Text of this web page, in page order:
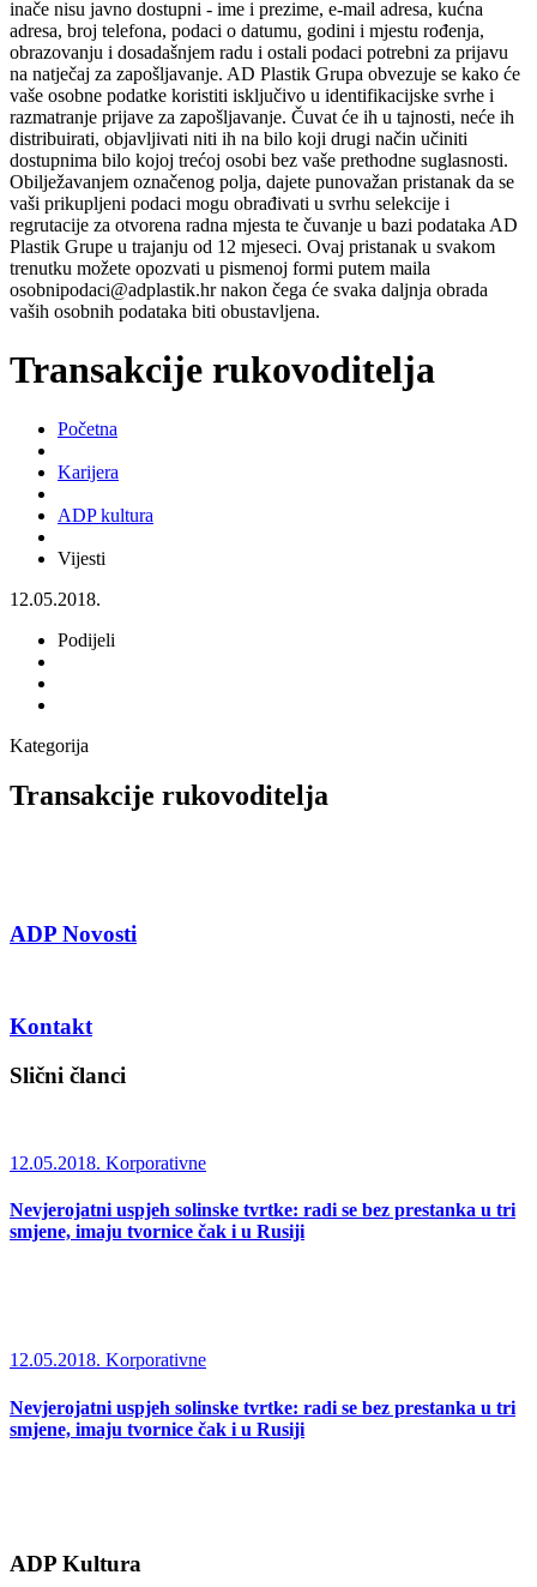
inače nisu javno dostupni - ime i prezime, e-mail adresa, kućna
adresa, broj telefona, podaci o datumu, godini i mjestu rođenja,
obrazovanju i dosadašnjem radu i ostali podaci potrebni za prijavu
na natječaj za zapošljavanje. AD Plastik Grupa obvezuje se kako će
vaše osobne podatke koristiti isključivo u identifikacijske svrhe i
razmatranje prijave za zapošljavanje. Čuvat će ih u tajnosti, neće ih
distribuirati, objavljivati niti ih na bilo koji drugi način učiniti
dostupnima bilo kojoj trećoj osobi bez vaše prethodne suglasnosti.
Obilježavanjem označenog polja, dajete punovažan pristanak da se
vaši prikupljeni podaci mogu obrađivati u svrhu selekcije i
regrutacije za otvorena radna mjesta te čuvanje u bazi podataka AD
Plastik Grupe u trajanju od 12 mjeseci. Ovaj pristanak u svakom
trenutku možete opozvati u pismenoj formi putem maila
osobnipodaci@adplastik.hr nakon čega će svaka daljnja obrada
vaših osobnih podataka biti obustavljena.
Transakcije rukovoditelja
Početna
Karijera
ADP kultura
Vijesti
12.05.2018.
Podijeli
Kategorija
Transakcije rukovoditelja
ADP Novosti
Kontakt
Slični članci
12.05.2018. Korporativne
Nevjerojatni uspjeh solinske tvrtke: radi se bez prestanka u tri
smjene, imaju tvornice čak i u Rusiji
12.05.2018. Korporativne
Nevjerojatni uspjeh solinske tvrtke: radi se bez prestanka u tri
smjene, imaju tvornice čak i u Rusiji
ADP Kultura